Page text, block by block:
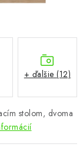
stolom, dvoma
+ ďalšie (12)